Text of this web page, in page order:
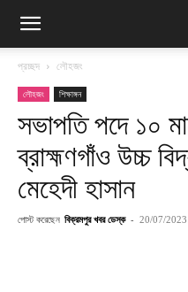
প্রচ্ছদ লৌহজং
লৌহজং শিক্ষাঙ্গন
সভাপতি পদে ১০
ব্রাহ্মণগাঁও উচ্চ
মেহেদী হাসান
পোস্ট করেছেন বিক্রমপুর খবর ডেস্ক - 20/07/2023